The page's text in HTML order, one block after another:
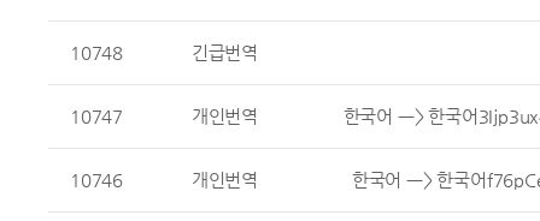
10748 긴급번역
10747 개인번역 한국어 ㅡ> 한국어
10746 개인번역 한국어 ㅡ> 한국어